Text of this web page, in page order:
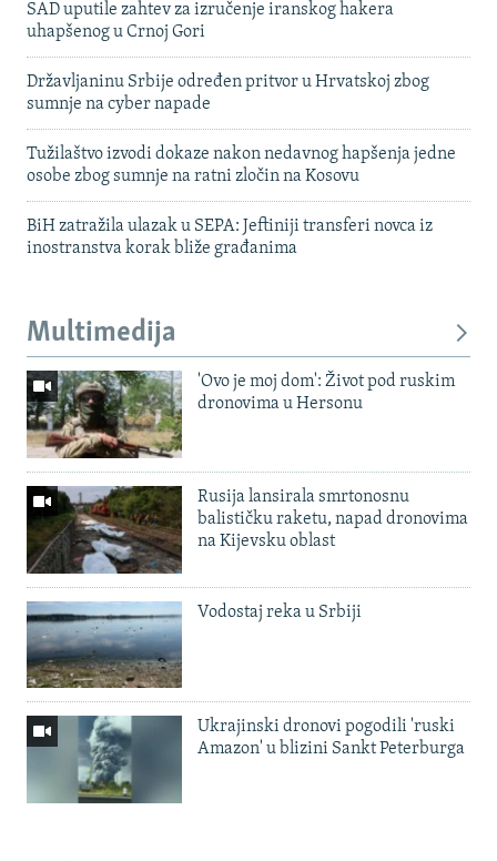
SAD uputile zahtev za izručenje iranskog hakera
uhapšenog u Crnoj Gori
Državljaninu Srbije određen pritvor u Hrvatskoj zbog
sumnje na cyber napade
Tužilaštvo izvodi dokaze nakon nedavnog hapšenja jedne
osobe zbog sumnje na ratni zločin na Kosovu
BiH zatražila ulazak u SEPA: Jeftiniji transferi novca iz
inostranstva korak bliže građanima
Multimedija
'Ovo je moj dom': Život pod ruskim
dronovima u Hersonu
Rusija lansirala smrtonosnu
balističku raketu, napad dronovima
na Kijevsku oblast
Vodostaj reka u Srbiji
Ukrajinski dronovi pogodili 'ruski
Amazon' u blizini Sankt Peterburga